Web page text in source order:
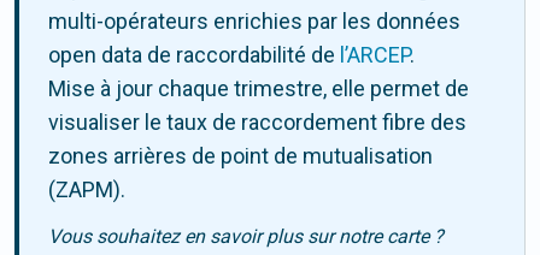
multi-opérateurs enrichies par les données
open data de raccordabilité de l’ARCEP.
Mise à jour chaque trimestre, elle permet de
visualiser le taux de raccordement fibre des
zones arrières de point de mutualisation
(ZAPM).
Vous souhaitez en savoir plus sur notre carte ?